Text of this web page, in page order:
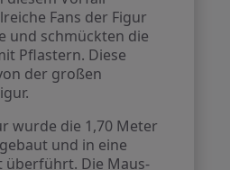
Fans der Figur
und schmückten die
Pflastern. Diese
der großen
wurde die 1,70 Meter
und in eine
überführt. Die Maus-